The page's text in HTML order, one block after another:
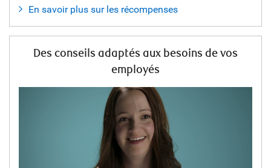
En savoir plus sur les récompenses
Des conseils adaptés aux besoins de vos
employés